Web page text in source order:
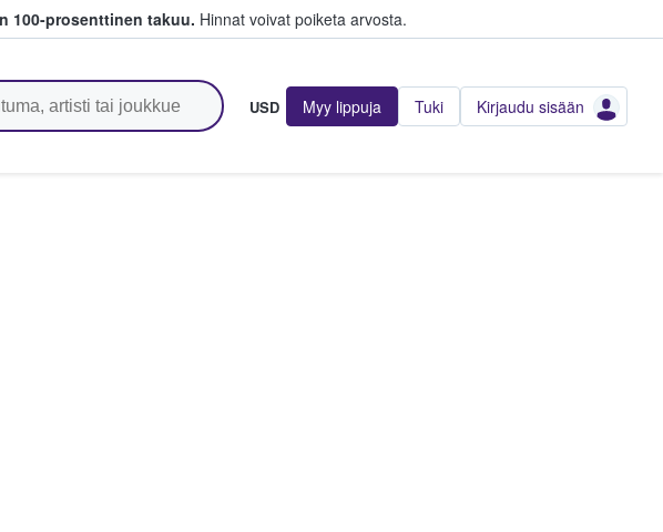
100-prosenttinen takuu. Hinnat voivat poiketa arvosta.
USD Myy lippuja Tuki Kirjaudu sisään